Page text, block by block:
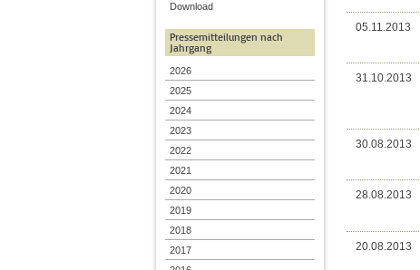
05.11.2013
31.10.2013
30.08.2013
28.08.2013
20.08.2013
Download
Pressemitteilungen nach
Jahrgang
2026
2025
2024
2023
2022
2021
2020
2019
2018
2017